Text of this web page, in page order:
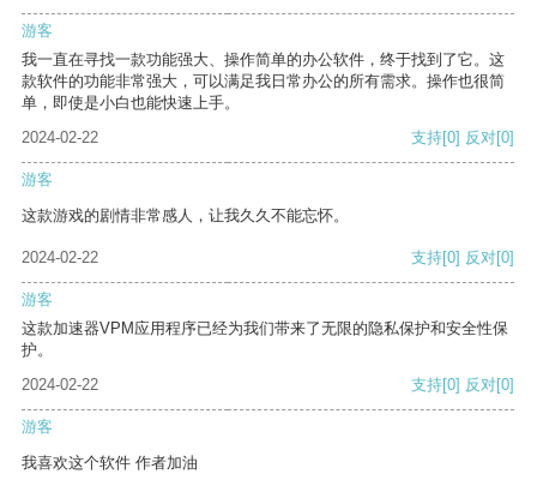
游客
我一直在寻找一款功能强大、操作简单的办公软件，终于找到了它。这
款软件的功能非常强大，可以满足我日常办公的所有需求。操作也很简
单，即使是小白也能快速上手。
2024-02-22
支持[0] 反对[0]
游客
这款游戏的剧情非常感人，让我久久不能忘怀。
2024-02-22 支持[0] 反对[0]
游客
这款加速器VPM应用程序已经为我们带来了无限的隐私保护和安全性保
护。
2024-02-22
支持[0] 反对[0]
游客
我喜欢这个软件 作者加油